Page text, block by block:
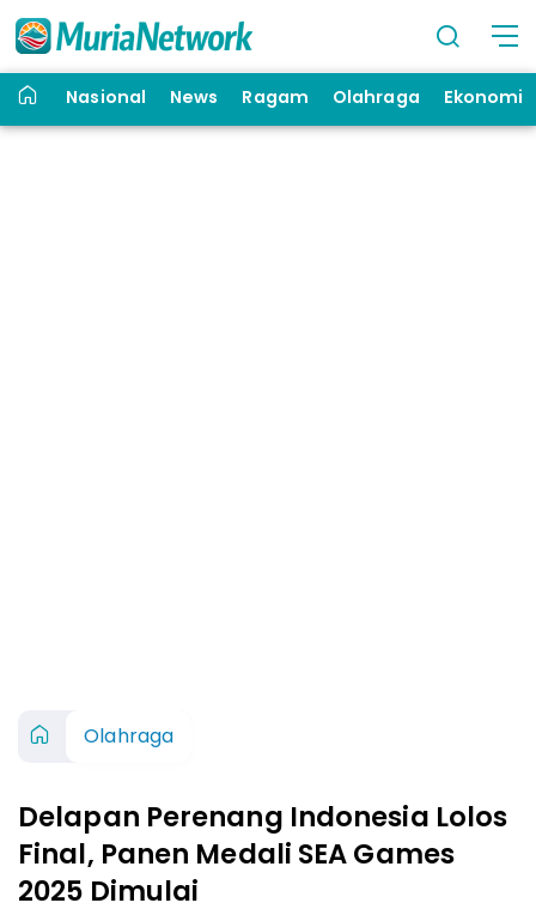
Nasional News Ragam Olahraga Ekonomi
Olahraga
Delapan Perenang Indonesia Lolos
Final, Panen Medali SEA Games
2025 Dimulai